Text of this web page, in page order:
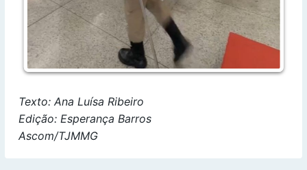
Texto: Ana Luísa Ribeiro
Edição: Esperança Barros
Ascom/TJMMG